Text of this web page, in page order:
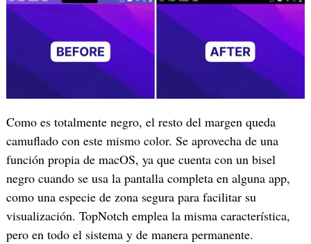
Como es totalmente negro, el resto del margen queda
camuflado con este mismo color. Se aprovecha de una
función propia de macOS, ya que cuenta con un bisel
negro cuando se usa la pantalla completa en alguna app,
como una especie de zona segura para facilitar su
visualización. TopNotch emplea la misma característica,
pero en todo el sistema y de manera permanente.